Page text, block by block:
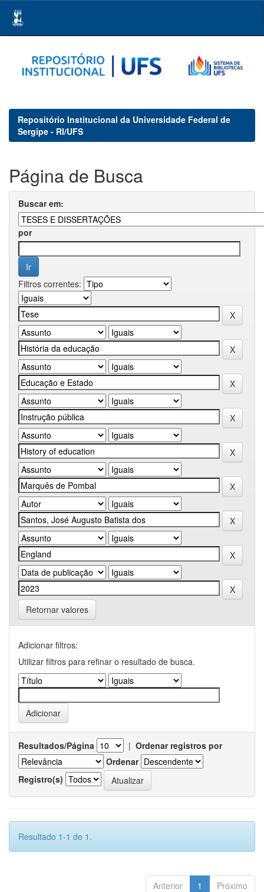
navigation
Repositório Institucional da Universidade Federal de
Sergipe - RI/UFS
Página de Busca
Buscar em:
por
Filtros correntes:
Retornar valores
Adicionar filtros:
Utilizar filtros para refinar o resultado de busca.
Resultados/Página | Ordenar registros por
Ordenar
Registro(s)
Resultado 1-1 de 1.
Anterior 1 Próximo